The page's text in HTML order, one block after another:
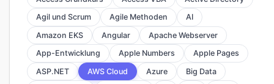
Agil und Scrum
Agile Methoden
AI
Amazon EKS
Angular
Apache Webserver
App-Entwicklung
Apple Numbers
Apple Pages
ASP.NET
AWS Cloud Azure
Big Data